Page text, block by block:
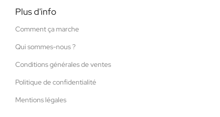
Plus d'info
Comment ça marche
Qui sommes-nous ?
Conditions générales de ventes
Politique de confidentialité
Mentions légales